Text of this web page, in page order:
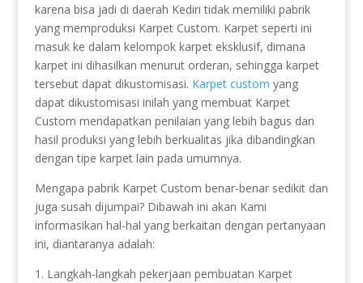
karena bisa jadi di daerah Kediri tidak memiliki pabrik
yang memproduksi Karpet Custom. Karpet seperti ini
masuk ke dalam kelompok karpet eksklusif, dimana
karpet ini dihasilkan menurut orderan, sehingga karpet
tersebut dapat dikustomisasi. Karpet custom yang
dapat dikustomisasi inilah yang membuat Karpet
Custom mendapatkan penilaian yang lebih bagus dan
hasil produksi yang lebih berkualitas jika dibandingkan
dengan tipe karpet lain pada umumnya.
Mengapa pabrik Karpet Custom benar-benar sedikit dan
juga susah dijumpai? Dibawah ini akan Kami
informasikan hal-hal yang berkaitan dengan pertanyaan
ini, diantaranya adalah:
1. Langkah-langkah pekerjaan pembuatan Karpet